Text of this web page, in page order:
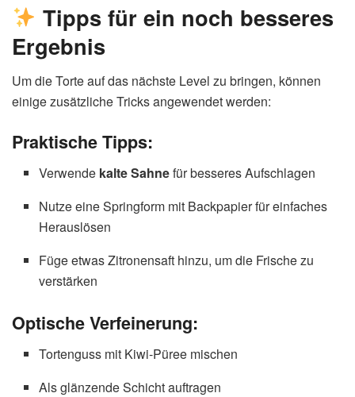
Tipps für ein noch besseres
Ergebnis
Um die Torte auf das nächste Level zu bringen, können
einige zusätzliche Tricks angewendet werden:
Praktische Tipps:
Verwende kalte Sahnefür besseres Aufschlagen
Nutze eine Springform mit Backpapier für einfaches
Herauslösen
Füge etwas Zitronensaft hinzu, um die Frische zu
verstärken
Optische Verfeinerung:
Tortenguss mit Kiwi-Püree mischen
Als glänzende Schicht auftragen